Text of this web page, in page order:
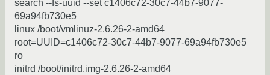
search --fs-uuid --set c1406c72-30c7-44b7-9077-
69a94fb730e5
linux /boot/vmlinuz-2.6.26-2-amd64
root=UUID=c1406c72-30c7-44b7-9077-69a94fb730e5
ro
initrd /boot/initrd.img-2.6.26-2-amd64